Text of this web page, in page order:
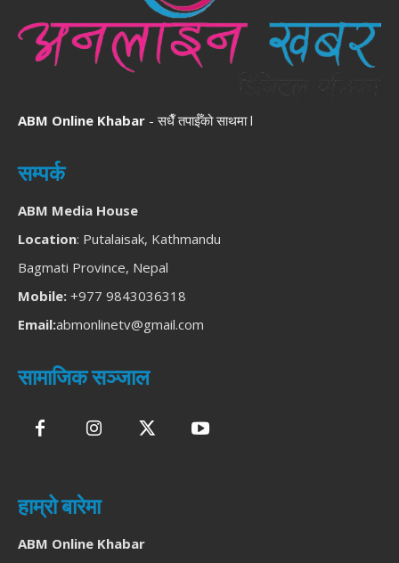
ABM Online Khabar - सधैँ तपाईँको साथमा l
सम्पर्क
ABM Media House
Location: Putalaisak, Kathmandu
Bagmati Province, Nepal
Mobile: +977 9843036318
Email:abmonlinetv@gmail.com
सामाजिक सञ्जाल
हाम्रो बारेमा
ABM Online Khabar